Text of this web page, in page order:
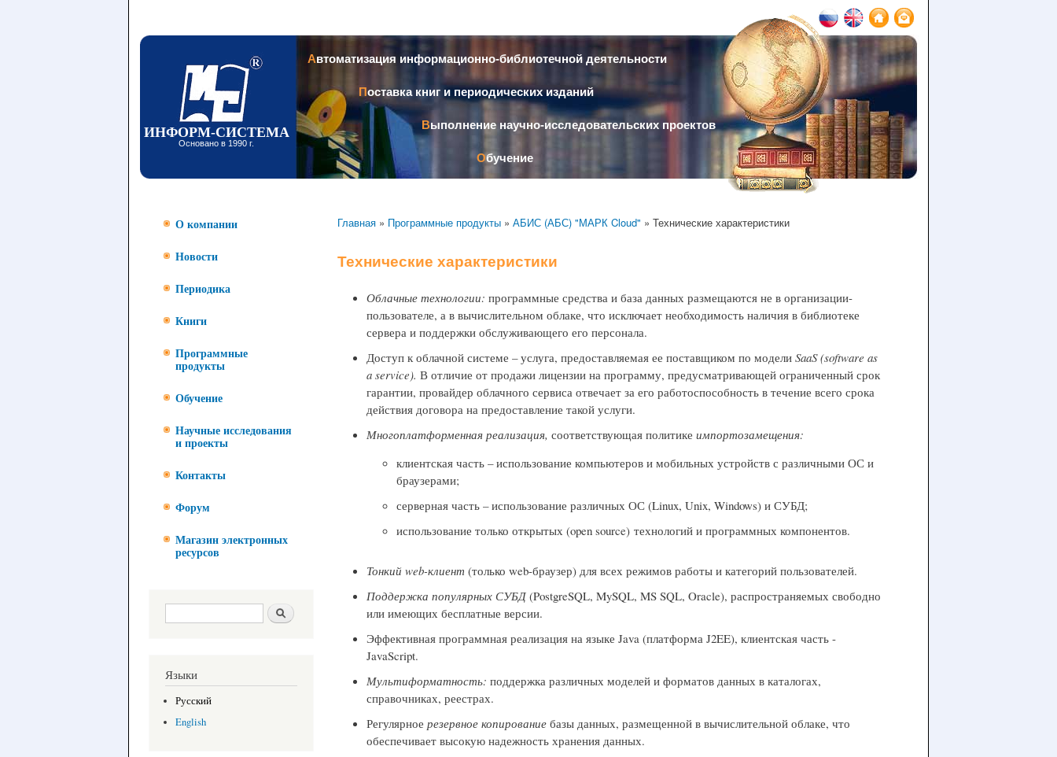
содержанию
ИНФОРМ-СИСТЕМА
Основано в 1990 г.
Автоматизация информационно-библиотечной деятельности
Поставка книг и периодических изданий
Выполнение научно-исследовательских проектов
Обучение
О компании
Новости
Периодика
Книги
Программные
продукты
Обучение
Научные исследования
и проекты
Контакты
Форум
Магазин электронных
ресурсов
Форма поиска Поиск
Языки
Русский
English
Главная » Программные продукты » АБИС (АБС) "МАРК Cloud" » Технические характеристики
Технические характеристики
Облачные технологии: программные средства и база данных размещаются не в организации-
пользователе, а в вычислительном облаке, что исключает необходимость наличия в библиотеке
сервера и поддержки обслуживающего его персонала.
Доступ к облачной системе – услуга, предоставляемая ее поставщиком по моделиSaaS (software as
a service). В отличие от продажи лицензии на программу, предусматривающей ограниченный срок
гарантии, провайдер облачного сервиса отвечает за его работоспособность в течение всего срока
действия договора на предоставление такой услуги.
Многоплатформенная реализация, соответствующая политикеимпортозамещения:
клиентская часть – использование компьютеров и мобильных устройств с различными ОС и
браузерами;
серверная часть – использование различных ОС (Linux, Unix, Windows) и СУБД;
использование только открытых (open source) технологий и программных компонентов.
Тонкийweb-клиент (только web-браузер) для всех режимов работы и категорий пользователей.
Поддержка популярных СУБД (PostgreSQL, MySQL, MS SQL, Oracle), распространяемых свободно
или имеющих бесплатные версии.
Эффективная программная реализация на языке Java (платформа J2EE), клиентская часть -
JavaScript.
Мультиформатность: поддержка различных моделей и форматов данных в каталогах,
справочниках, реестрах.
Регулярноерезервное копирование базы данных, размещенной в вычислительной облаке, что
обеспечивает высокую надежность хранения данных.